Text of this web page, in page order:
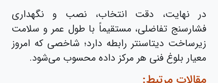
در نهایت، دقت انتخاب، نصب و نگهداری
فشارسنج تفاضلی، مستقیماً با طول عمر و سلامت
زیرساخت دیتاسنتر رابطه دارد؛ شاخصی که امروز
معیار بلوغ فنی هر مرکز داده محسوب می‌شود.